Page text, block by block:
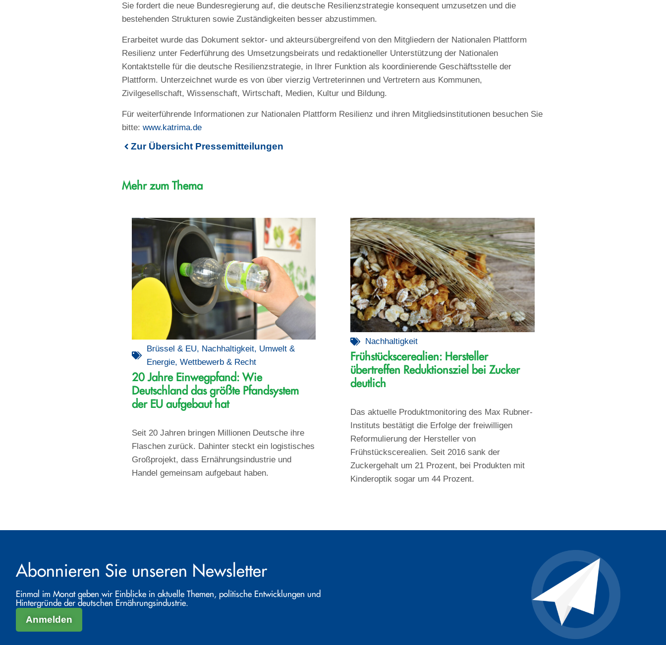
Sie fordert die neue Bundesregierung auf, die deutsche Resilienzstrategie konsequent umzusetzen und die
bestehenden Strukturen sowie Zuständigkeiten besser abzustimmen.
Erarbeitet wurde das Dokument sektor- und akteursübergreifend von den Mitgliedern der Nationalen Plattform
Resilienz unter Federführung des Umsetzungsbeirats und redaktioneller Unterstützung der Nationalen
Kontaktstelle für die deutsche Resilienzstrategie, in Ihrer Funktion als koordinierende Geschäftsstelle der
Plattform. Unterzeichnet wurde es von über vierzig Vertreterinnen und Vertretern aus Kommunen,
Zivilgesellschaft, Wissenschaft, Wirtschaft, Medien, Kultur und Bildung.
Für weiterführende Informationen zur Nationalen Plattform Resilienz und ihren Mitgliedsinstitutionen besuchen Sie
bitte: www.katrima.de
Zur Übersicht Pressemitteilungen
Mehr zum Thema
Brüssel & EU, Nachhaltigkeit, Umwelt &
Energie, Wettbewerb & Recht
20 Jahre Einwegpfand: Wie
Deutschland das größte Pfandsystem
der EU aufgebaut hat
Seit 20 Jahren bringen Millionen Deutsche ihre
Flaschen zurück. Dahinter steckt ein logistisches
Großprojekt, dass Ernährungsindustrie und
Handel gemeinsam aufgebaut haben.
Nachhaltigkeit
Frühstückscerealien: Hersteller
übertreffen Reduktionsziel bei Zucker
deutlich
Das aktuelle Produktmonitoring des Max Rubner-
Instituts bestätigt die Erfolge der freiwilligen
Reformulierung der Hersteller von
Frühstückscerealien. Seit 2016 sank der
Zuckergehalt um 21 Prozent, bei Produkten mit
Kinderoptik sogar um 44 Prozent.
Abonnieren Sie unseren Newsletter
Einmal im Monat geben wir Einblicke in aktuelle Themen, politische Entwicklungen und
Hintergründe der deutschen Ernährungsindustrie.
Anmelden